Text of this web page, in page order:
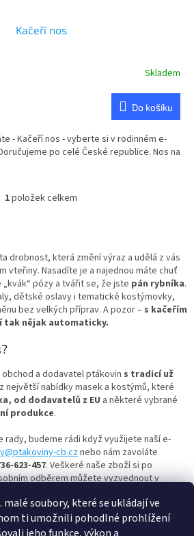
soubory, které se ukládají ve
ti umožnili pohodlné prohlížení
Kačeří nos
Skladem
Do košíku
- Kačeří nos - vyberte si v rodinném e-
po celé České republice. Nos na
O
d
a
c
í
p
r
v
ý
p
i
u
1položek celkem
drobnost, která změní výraz a udělá z vás
vteřiny. Nasadíte je a najednou máte chuť
pózy a tvářit se, že jste pán rybníka.
dětské oslavy i tematické kostýmovky,
bez velkých příprav. A pozor – s kačeřím
tak nějak automaticky.
?
a dodavatel ptákovin s tradicí už
největší nabídky masek a kostýmů, které
od dodavatelů z EU a některé vybrané
produkce.
rady, budeme rádi když využijete naší e-
cb.cznebo nám zavoláte
623-457. Veškeré naše zboží si po
odběrem můžete vyzvednout v
234, Hrdějovice 37361 každý